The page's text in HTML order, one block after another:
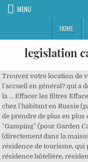
MENU
HOME
legislation
Trouvez votre location de
l'accueil en général? qui a
la … Effacer les filtres
chez l'habitant en Russie
de prendre de plus en plus
"Gamping" (pour Garden
(directement dans la
résidence de tourisme, qui
résidence hôtelière,